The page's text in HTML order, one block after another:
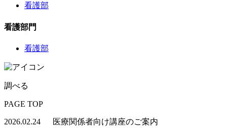
看護部
看護部門
看護部
調べる
PAGE TOP
2026.02.24 医療関係者向け講座のご案内